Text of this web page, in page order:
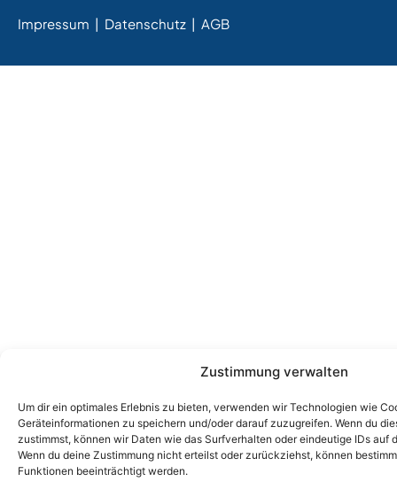
Zustimmung verwalten
Um dir ein optimales Erlebnis zu bieten, verwenden wir Technologien wie
Geräteinformationen zu speichern und/oder darauf zuzugreifen. Wenn du
zustimmst, können wir Daten wie das Surfverhalten oder eindeutige IDs auf
Wenn du deine Zustimmung nicht erteilst oder zurückziehst, können
Funktionen beeinträchtigt werden.
Impressum | Datenschutz | AGB